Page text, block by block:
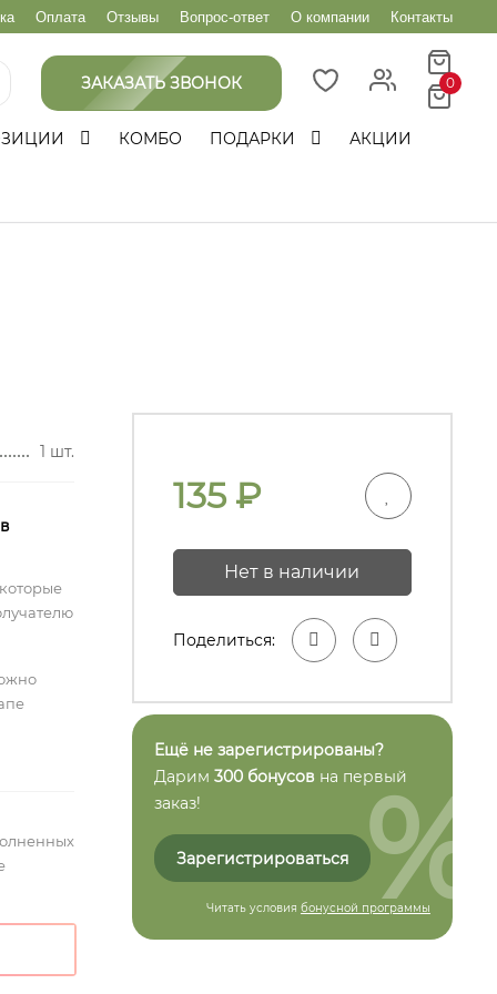
Оплата Отзывы Вопрос-ответ О компании Контакты
ЗАКАЗАТЬ ЗВОНОК 0
КОМБО ПОДАРКИ АКЦИИ
1 шт.
135₽
Нет в наличии
Поделиться:
Ещё не зарегистрированы?
Дарим 300 бонусов на первый
заказ!
Зарегистрироваться
Читать условия бонусной программы
%